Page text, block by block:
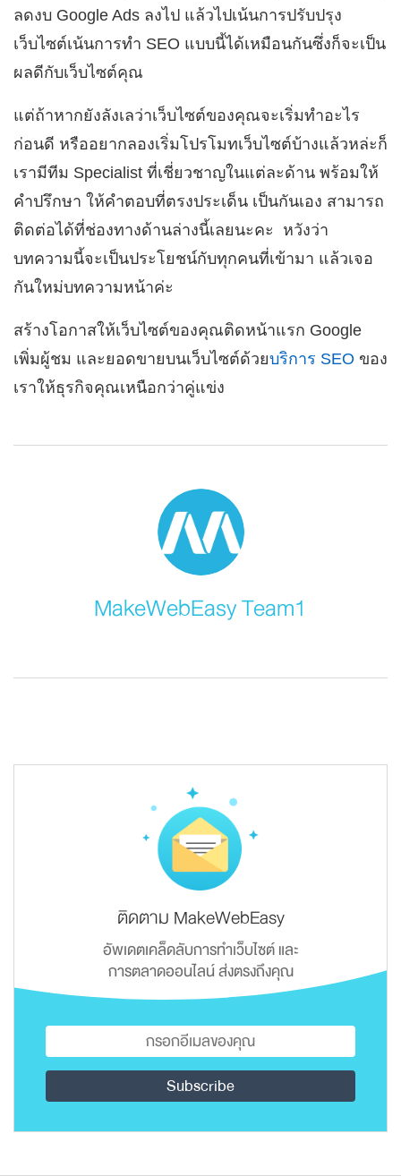
ลดงบ Google Ads ลงไป แล้วไปเน้นการปรับปรุง
เว็บไซต์เน้นการทำ SEO แบบนี้ได้เหมือนกันซึ่งก็จะเป็น
ผลดีกับเว็บไซต์คุณ
แต่ถ้าหากยังลังเลว่าเว็บไซต์ของคุณจะเริ่มทำอะไร
ก่อนดี หรืออยากลองเริ่มโปรโมทเว็บไซต์บ้างแล้วหล่ะก็
เรามีทีม Specialist ที่เชี่ยวชาญในแต่ละด้าน พร้อมให้
คำปรึกษา ให้คำตอบที่ตรงประเด็น เป็นกันเอง สามารถ
ติดต่อได้ที่ช่องทางด้านล่างนี้เลยนะคะ หวังว่า
บทความนี้จะเป็นประโยชน์กับทุกคนที่เข้ามา แล้วเจอ
กันใหม่บทความหน้าค่ะ
สร้างโอกาสให้เว็บไซต์ของคุณติดหน้าแรก Google
เพิ่มผู้ชม และยอดขายบนเว็บไซต์ด้วยบริการ SEO ของ
เราให้ธุรกิจคุณเหนือกว่าคู่แข่ง
MakeWebEasy Team1
ติดตาม MakeWebEasy
อัพเดตเคล็ดลับการทำเว็บไซต์ และ
การตลาดออนไลน์ ส่งตรงถึงคุณ